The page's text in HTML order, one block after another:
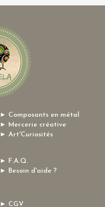
► Composants en métal
► Mercerie créative
► Art'Curiosités
► F.A.Q.
► Besoin d'aide ?
► CGV